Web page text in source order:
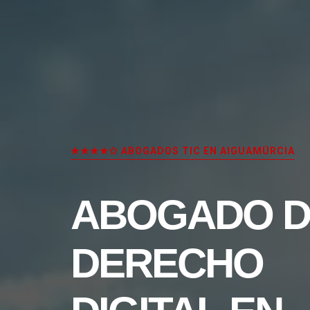
★★★★✩ ABOGADOS TIC EN AIGUAMÚRCIA
ABOGADO
DERECHO